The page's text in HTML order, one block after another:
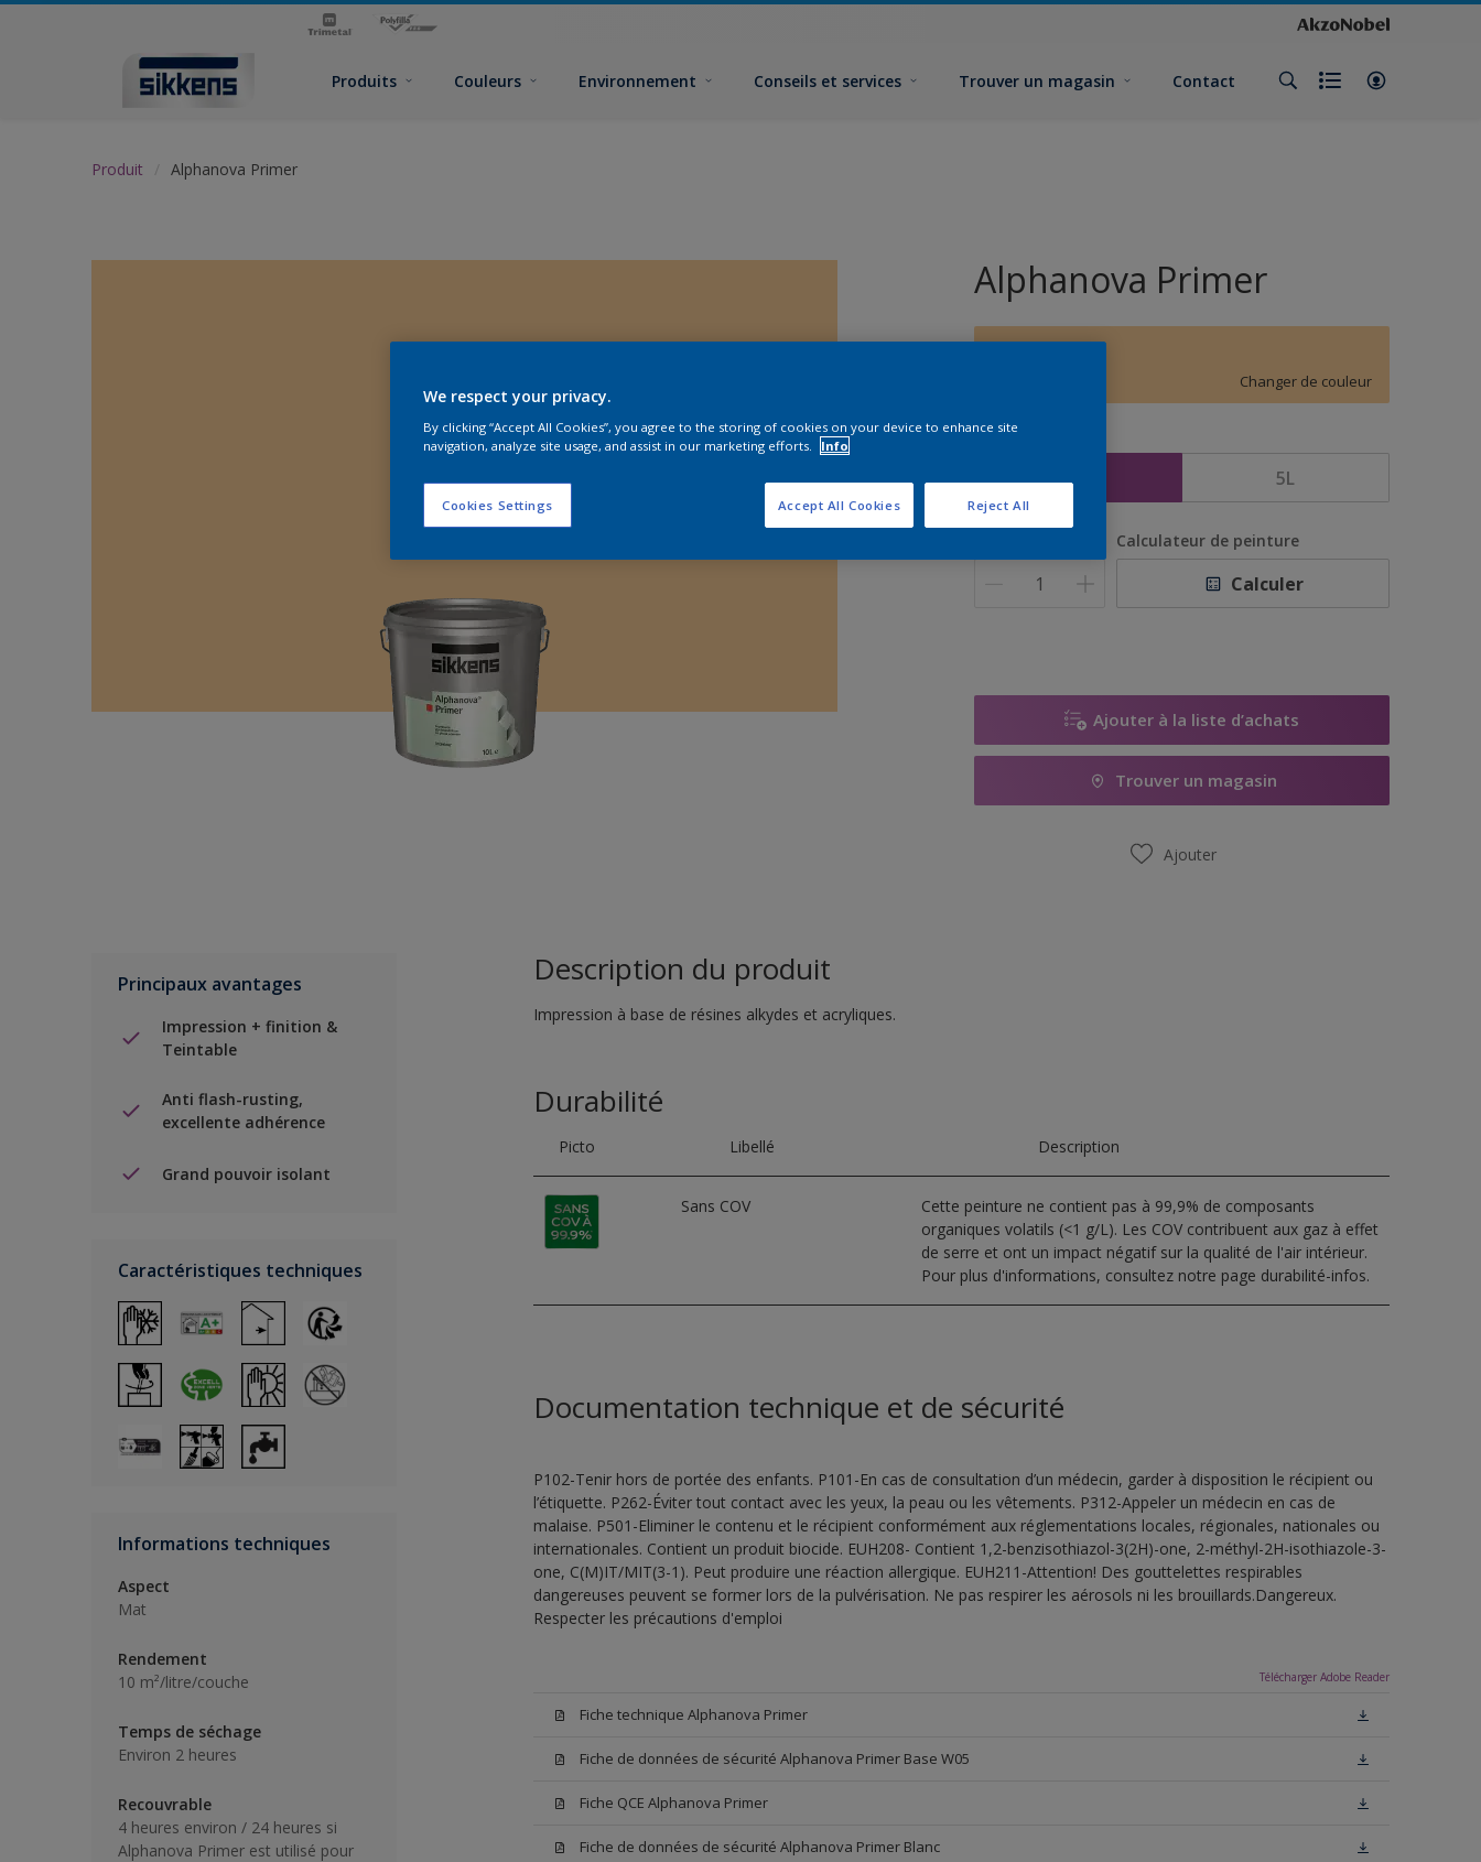
Produits Couleurs Environnement Conseils et services Trouver un magasin Contact
Produit Alphanova Primer
Alphanova Primer
Changer de couleur
1L 5L
Calculateur de peinture
Calculer
Ajouter à la liste d’achats
Trouver un magasin
Ajouter
Principaux avantages
Impression + finition &
Teintable
Anti flash-rusting,
excellente adhérence
Grand pouvoir isolant
Caractéristiques techniques
Informations techniques
Aspect
Mat
Rendement
10 m²/litre/couche
Temps de séchage
Environ 2 heures
Recouvrable
4 heures environ / 24 heures si
Alphanova Primer est utilisé pour
Description du produit
Impression à base de résines alkydes et acryliques.
Durabilité
Picto Libellé Description
Sans COV
Cette peinture ne contient pas à 99,9% de composants
organiques volatils (<1 g/L). Les COV contribuent aux gaz à effet
de serre et ont un impact négatif sur la qualité de l'air intérieur.
Pour plus d'informations, consultez notre page durabilité-infos.
Documentation technique et de sécurité
P102-Tenir hors de portée des enfants. P101-En cas de consultation d’un médecin, garder à disposition le récipient ou
l’étiquette. P262-Éviter tout contact avec les yeux, la peau ou les vêtements. P312-Appeler un médecin en cas de
malaise. P501-Eliminer le contenu et le récipient conformément aux réglementations locales, régionales, nationales ou
internationales. Contient un produit biocide. EUH208- Contient 1,2-benzisothiazol-3(2H)-one, 2-méthyl-2H-isothiazole-3-
one, C(M)IT/MIT(3-1). Peut produire une réaction allergique. EUH211-Attention! Des gouttelettes respirables
dangereuses peuvent se former lors de la pulvérisation. Ne pas respirer les aérosols ni les brouillards.Dangereux.
Respecter les précautions d'emploi
Télécharger Adobe Reader
Fiche technique Alphanova Primer
Fiche de données de sécurité Alphanova Primer Base W05
Fiche QCE Alphanova Primer
Fiche de données de sécurité Alphanova Primer Blanc
We respect your privacy.
By clicking “Accept All Cookies”, you agree to the storing of cookies on your device to enhance site
navigation, analyze site usage, and assist in our marketing efforts.
Info
Cookies Settings Reject All
Accept All Cookies